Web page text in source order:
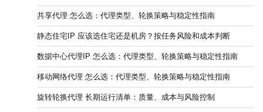
共享代理 怎么选：代理类型、轮换策略与稳定性指南
静态住宅IP 应该选住宅还是机房？按任务风险和成本判断
数据中心代理IP 怎么选：代理类型、轮换策略与稳定性指南
移动网络代理 怎么选：代理类型、轮换策略与稳定性指南
旋转轮换代理 长期运行清单：质量、成本与风险控制